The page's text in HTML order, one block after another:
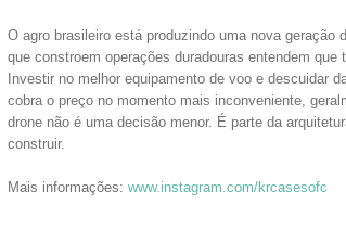
O agro brasileiro está produzindo uma nova
que constroem operações duradouras entendem
Investir no melhor equipamento de voo e descuidar
cobra o preço no momento mais inconveniente,
drone não é uma decisão menor. É parte da
construir.
Mais informações: www.instagram.com/krcasesofc